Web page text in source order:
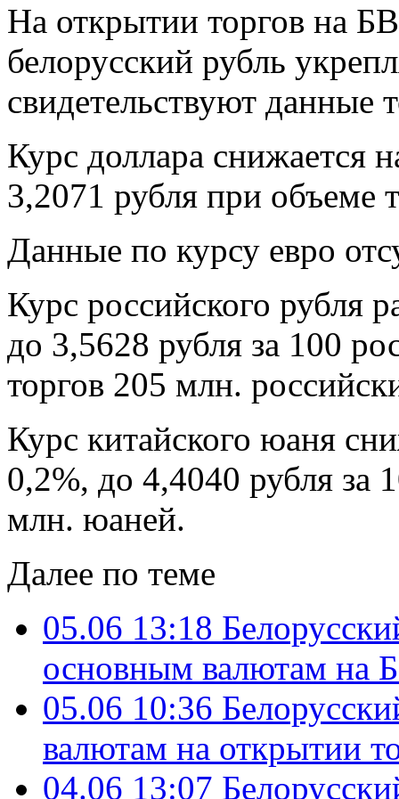
На открытии торгов на
белорусский рубль
свидетельствуют данные
Курс доллара снижается
3,2071 рубля при объеме
Данные по курсу евро
Курс российского рубля
до 3,5628 рубля за 100
торгов 205 млн.
Курс китайского юаня
0,2%, до 4,4040 рубля за
млн. юаней.
Далее по теме
05.06 13:18
основным валютам на
05.06 10:36
валютам на открытии
04.06 13:07